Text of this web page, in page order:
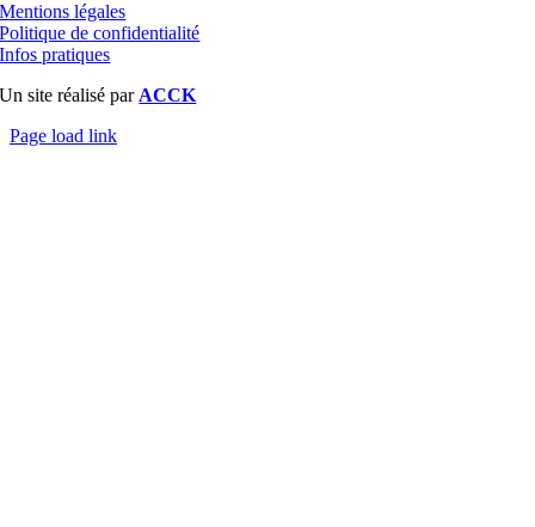
Mentions légales
Politique de confidentialité
Infos pratiques
Un site réalisé parACCK
Page load link